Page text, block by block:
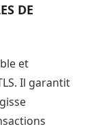
DE
et
Il garantit